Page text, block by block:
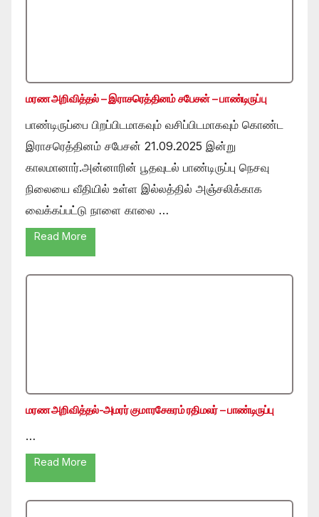
மரண அறிவித்தல் – இராசரெத்தினம் சபேசன் – பாண்டிருப்பு
பாண்டிருப்பை பிறப்பிடமாகவும் வசிப்பிடமாகவும் கொண்ட
இராசரெத்தினம் சபேசன் 21.09.2025 இன்று
காலமானார்.அன்னாரின் பூதவுடல் பாண்டிருப்பு நெசவு
நிலையை வீதியில் உள்ள இல்லத்தில் அஞ்சலிக்காக
வைக்கப்பட்டு நாளை காலை …
Read More
மரண அறிவித்தல்-அமரர் குமாரசேகரம் ரதிமலர் – பாண்டிருப்பு
…
Read More